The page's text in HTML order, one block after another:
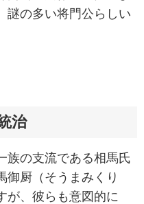
謎の多い将門公らしい
治
族の支流である相馬氏
御厨（そうまみくり
が、彼らも意図的に